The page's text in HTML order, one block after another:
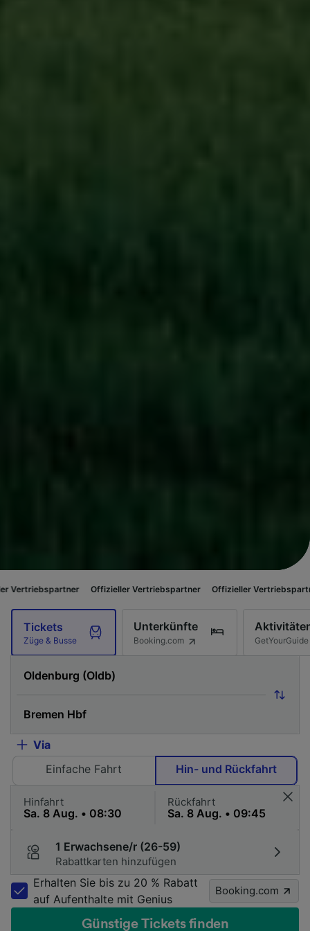
Offizieller Vertriebspartner Offizieller Vertriebspartner
Tickets
Züge & Busse
Unterkünfte
Booking.com GetYourGuide
Via
Einfache Fahrt
Hin- und Rückfahrt
Hinfahrt Rückfahrt
1 Erwachsene/r (26-59)
Rabattkarten hinzufügen
Erhalten Sie bis zu 20 % Rabatt
auf Aufenthalte mit Genius
Booking.com
Günstige Tickets finden